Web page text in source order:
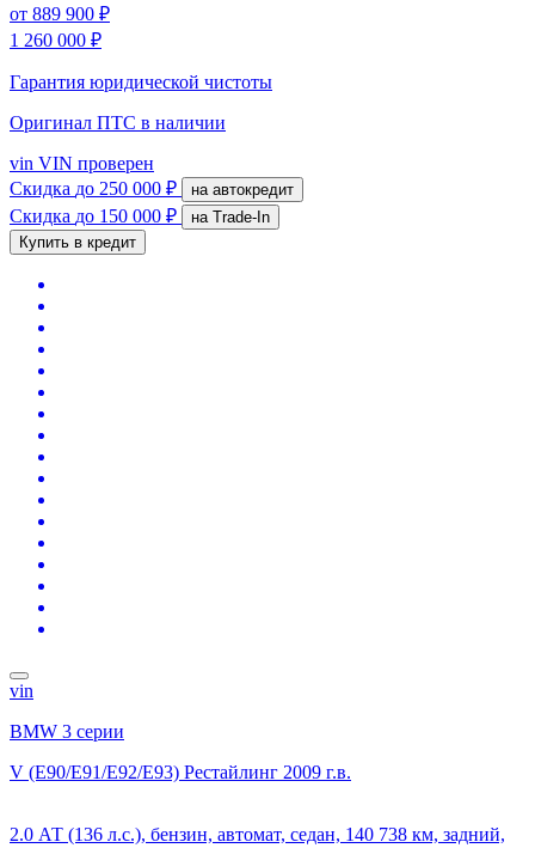
от 889 900 ₽
1 260 000 ₽
Гарантия юридической чистоты
Оригинал ПТС в наличии
vin VIN проверен
Скидка до 250 000 ₽ на автокредит
Скидка до 150 000 ₽
на Trade-In
Купить в кредит
vin
BMW 3 серии
V (E90/E91/E92/E93) Рестайлинг 2009 г.в.
2.0 АТ (136 л.с.), бензин, автомат, седан, 140 738 км, задний,